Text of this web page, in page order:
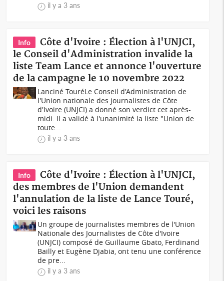
il y a 3 ans
Info
Côte d'Ivoire : Élection à l'UNJCI,
le Conseil d'Administration invalide la
liste Team Lance et annonce l'ouverture
de la campagne le 10 novembre 2022
Lanciné TouréLe Conseil d'Administration de
l'Union nationale des journalistes de Côte
d'Ivoire (UNJCI) a donné son verdict cet après-
midi. Il a validé à l'unanimité la liste "Union de
toute...
il y a 3 ans
Info
Côte d'Ivoire : Élection à l'UNJCI,
des membres de l'Union demandent
l'annulation de la liste de Lance Touré,
voici les raisons
Un groupe de journalistes membres de l'Union
Nationale des Journalistes de Côte d'Ivoire
(UNJCI) composé de Guillaume Gbato, Ferdinand
Bailly et Eugène Djabia, ont tenu une conférence
de pre...
il y a 3 ans